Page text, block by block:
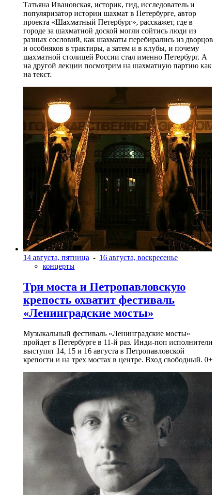
Татьяна Ивановская, историк, гид, исследователь и
популяризатор истории шахмат в Петербурге, автор
проекта «Шахматный Петербург», расскажет, где в
городе за шахматной доской могли сойтись люди из
разных сословий, как шахматы перебирались из дворцов
и особняков в трактиры, а затем и в клубы, и почему
шахматной столицей России стал именно Петербург. А
на другой лекции посмотрим на шахматную партию как
на текст.
14 августа, пятница - 16 августа, воскресенье
концерты
Три моста и Петропавловскую
крепость охватит фестиваль
«Ленинградские мосты»
Музыкальный фестиваль «Ленинградские мосты»
пройдет в Петербурге в 11-й раз. Инди-поп исполнители
выступят 14, 15 и 16 августа в Петропавловской
крепости и на трех мостах в центре. Вход свободный. 0+